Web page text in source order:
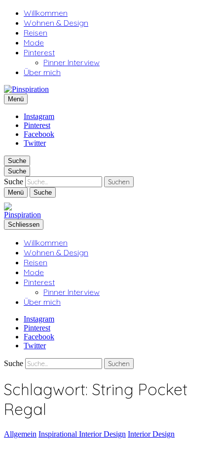
Willkommen
Wohnen & Design
Reisen
Mode
Pinterest
Pinner Interview
Über mich
Pinspiration
Menü
Instagram
Pinterest
Facebook
Twitter
Suche
Suche
Suche
Menü Suche
Schliessen
Willkommen
Wohnen & Design
Reisen
Mode
Pinterest
Pinner Interview
Über mich
Instagram
Pinterest
Facebook
Twitter
Suche
Schlagwort: String Pocket
Regal
Allgemein Inspirational Interior Design Interior Design